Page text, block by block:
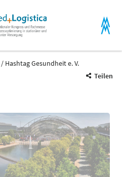
Hashtag Gesundheit e. V.
Teilen